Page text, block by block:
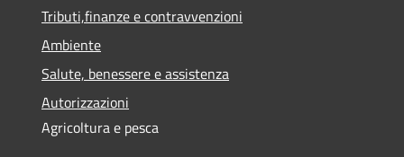
Tributi,finanze e contravvenzioni
Ambiente
Salute, benessere e assistenza
Autorizzazioni
Agricoltura e pesca